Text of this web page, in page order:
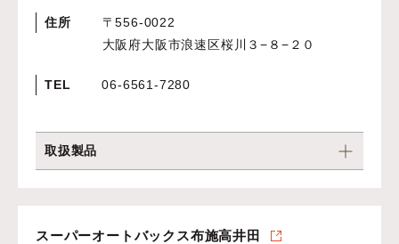
住所
〒556-0022
大阪府大阪市浪速区桜川３−８−２０
TEL 06-6561-7280
取扱製品
スーパーオートバックス布施高井田